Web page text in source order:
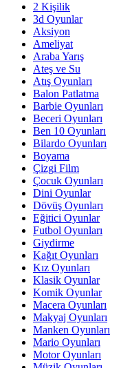
2 Kişilik
3d Oyunlar
Aksiyon
Ameliyat
Araba Yarış
Ateş ve Su
Atış Oyunları
Balon Patlatma
Barbie Oyunları
Beceri Oyunları
Ben 10 Oyunları
Bilardo Oyunları
Boyama
Çizgi Film
Çocuk Oyunları
Dini Oyunlar
Dövüş Oyunları
Eğitici Oyunlar
Futbol Oyunları
Giydirme
Kağıt Oyunları
Kız Oyunları
Klasik Oyunlar
Komik Oyunlar
Macera Oyunları
Makyaj Oyunları
Manken Oyunları
Mario Oyunları
Motor Oyunları